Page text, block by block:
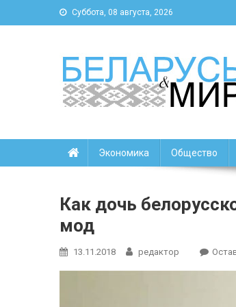
Суббота, 08 августа, 2026
Экономика Общество
Как дочь
мод
13.11.2018 редактор